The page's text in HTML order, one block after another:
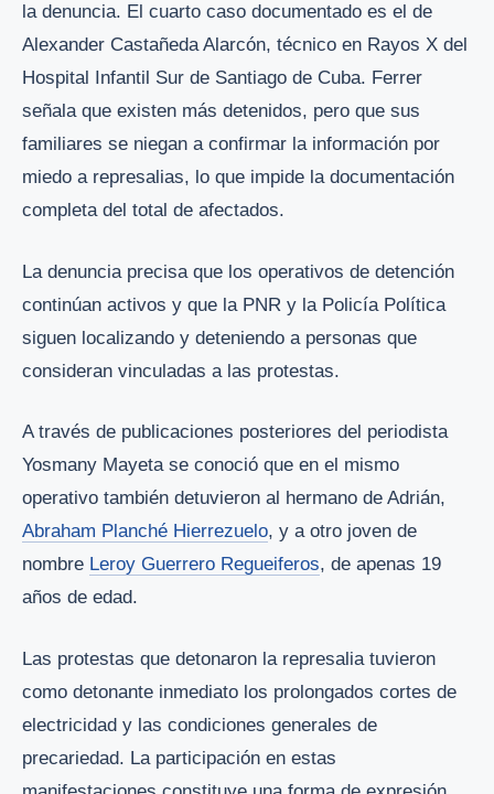
la denuncia. El cuarto caso documentado es el de
Alexander Castañeda Alarcón, técnico en Rayos X del
Hospital Infantil Sur de Santiago de Cuba. Ferrer
señala que existen más detenidos, pero que sus
familiares se niegan a confirmar la información por
miedo a represalias, lo que impide la documentación
completa del total de afectados.
La denuncia precisa que los operativos de detención
continúan activos y que la PNR y la Policía Política
siguen localizando y deteniendo a personas que
consideran vinculadas a las protestas.
A través de publicaciones posteriores del periodista
Yosmany Mayeta se conoció que en el mismo
operativo también detuvieron al hermano de Adrián,
Abraham Planché Hierrezuelo, y a otro joven de
nombre Leroy Guerrero Regueiferos, de apenas 19
años de edad.
Las protestas que detonaron la represalia tuvieron
como detonante inmediato los prolongados cortes de
electricidad y las condiciones generales de
precariedad. La participación en estas